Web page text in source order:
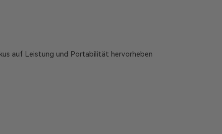
auf Leistung und Portabilität hervorheben